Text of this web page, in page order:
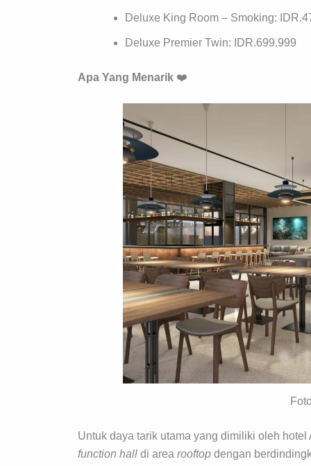
Deluxe King Room – Smoking:
Deluxe Premier Twin: IDR.699.999
Apa Yang Menarik ❤️
Untuk daya tarik utama yang dimiliki oleh
function hall di area rooftop dengan